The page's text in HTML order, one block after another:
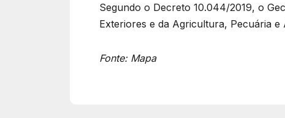
Segundo o Decreto 10.044/2019, o
Exteriores e da Agricultura, Pecuária e
Fonte: Mapa